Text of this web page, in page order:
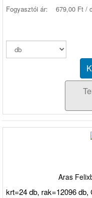
Fogyasztói ár: 679,00 Ft /
Aras
krt=24 db, rak=12096